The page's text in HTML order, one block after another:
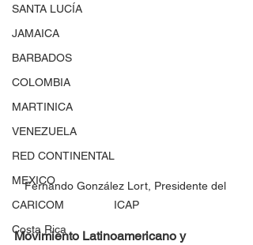
SANTA LUCÍA
JAMAICA
BARBADOS
COLOMBIA
MARTINICA
VENEZUELA
RED CONTINENTAL
MEXICO
CARICOM
Costa Rica
Fernando González Lort, Presidente del
ICAP
Movimiento Latinoamericano y